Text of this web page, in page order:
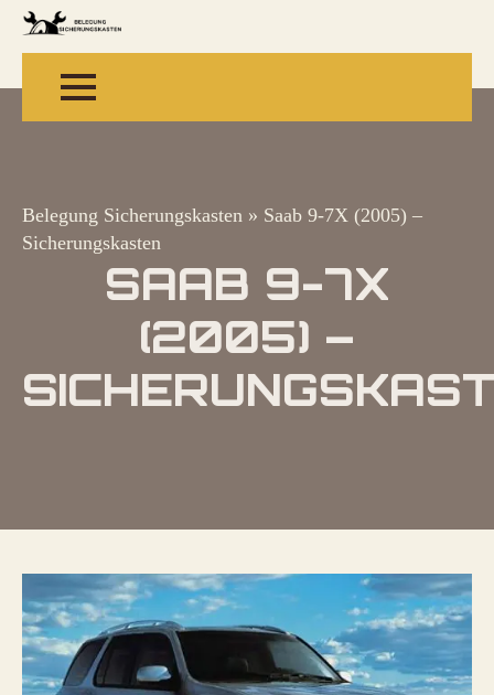
Belegung Sicherungskasten » Saab 9-7X (2005) –
Sicherungskasten
SAAB 9-7X
(2005) –